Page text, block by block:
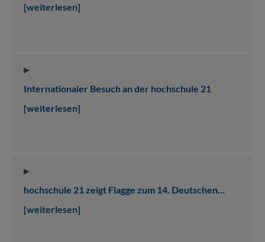
[weiterlesen]
Internationaler Besuch an der hochschule 21
[weiterlesen]
hochschule 21 zeigt Flagge zum 14. Deutschen…
[weiterlesen]